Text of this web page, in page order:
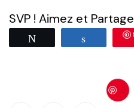
SVP ! Aimez et
Partagez